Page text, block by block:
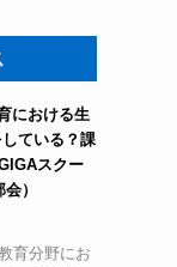
における生
ている？課
スクー
）
育分野にお